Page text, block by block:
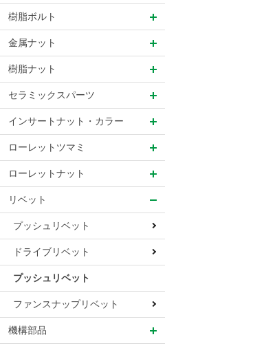
樹脂ボルト
金属ナット
樹脂ナット
セラミックスパーツ
インサートナット・カラー
ローレットツマミ
ローレットナット
リベット
プッシュリベット
ドライブリベット
プッシュリベット
ファンスナップリベット
機構部品